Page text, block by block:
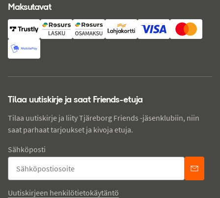
Maksutavat
Tilaa uutiskirje ja saat Friends-etuja
Tilaa uutiskirje ja liity Tjäreborg Friends -jäsenklubiin, niin
saat parhaat tarjoukset ja kivoja etuja.
Sähköposti
Uutiskirjeen henkilötietokäytäntö